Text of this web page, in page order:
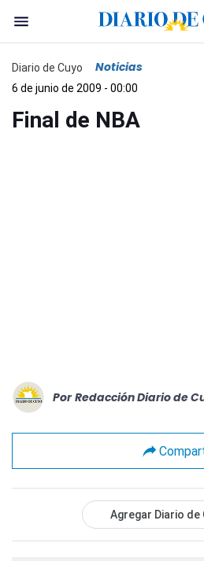
Diario de Cuyo Noticias
6 de junio de 2009 - 00:00
Final de NBA
Por Redacción Diario de
Agregar Diario de